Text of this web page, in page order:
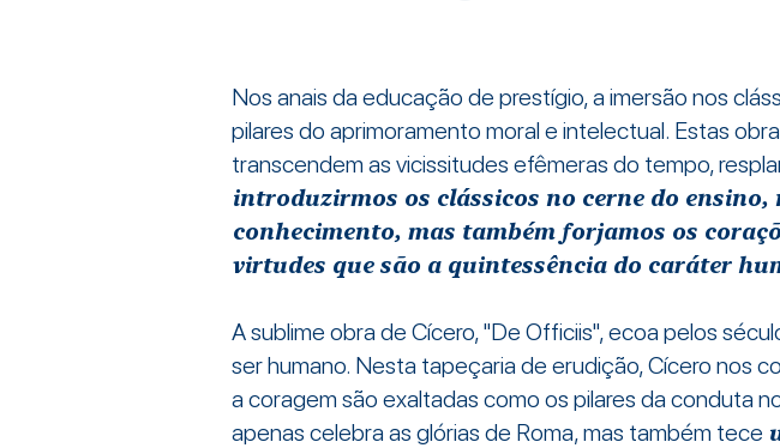
Nos anais da educação de prestígio, a imersão nos
pilares do aprimoramento moral e intelectual. Estas
transcendem as vicissitudes efêmeras do tempo,
introduzirmos os clássicos no cerne do
conhecimento, mas também forjamos os
virtudes que são a quintessência do caráter
A sublime obra de Cícero, "De Officiis", ecoa pelos
ser humano. Nesta tapeçaria de erudição, Cícero nos
a coragem são exaltadas como os pilares da conduta
apenas celebra as glórias de Roma, mas também tece